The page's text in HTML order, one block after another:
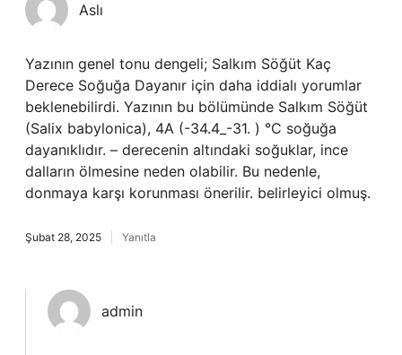
Aslı
Yazının genel tonu dengeli; Salkım Söğüt Kaç
Derece Soğuğa Dayanır için daha iddialı yorumlar
beklenebilirdi. Yazının bu bölümünde Salkım Söğüt
(Salix babylonica), 4A (-34.4_-31. ) °C soğuğa
dayanıklıdır. – derecenin altındaki soğuklar, ince
dalların ölmesine neden olabilir. Bu nedenle,
donmaya karşı korunması önerilir. belirleyici olmuş.
Şubat 28, 2025 Yanıtla
admin